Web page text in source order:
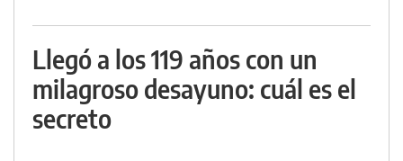
Llegó a los 119 años con un
milagroso desayuno: cuál es el
secreto